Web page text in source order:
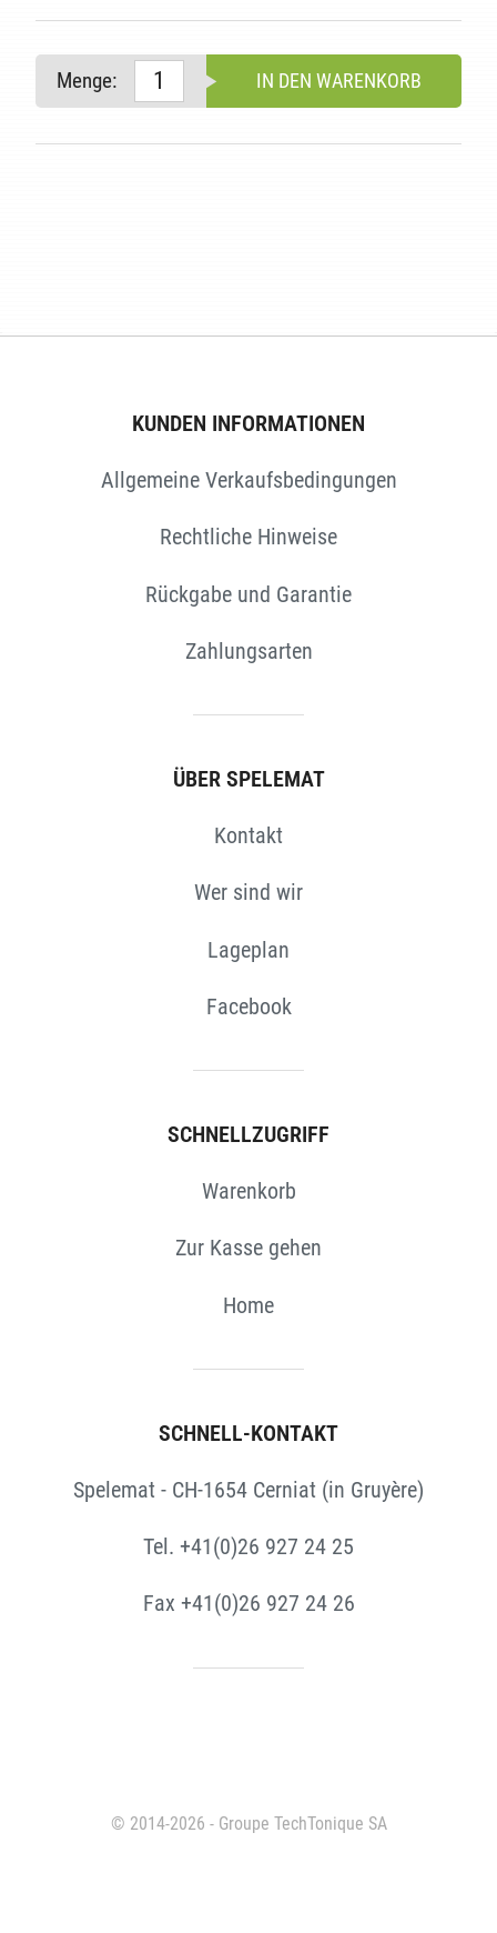
Menge: IN DEN WARENKORB
KUNDEN INFORMATIONEN
Allgemeine Verkaufsbedingungen
Rechtliche Hinweise
Rückgabe und Garantie
Zahlungsarten
ÜBER SPELEMAT
Kontakt
Wer sind wir
Lageplan
Facebook
SCHNELLZUGRIFF
Warenkorb
Zur Kasse gehen
Home
SCHNELL-KONTAKT
Spelemat - CH-1654 Cerniat (in Gruyère)
Tel. +41(0)26 927 24 25
Fax +41(0)26 927 24 26
© 2014-2026 - Groupe TechTonique SA